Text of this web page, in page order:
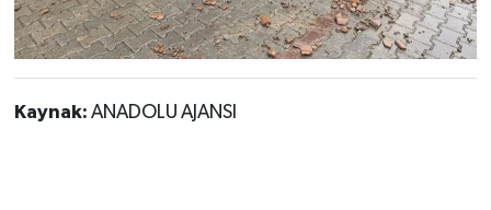
Kaynak: ANADOLU AJANSI